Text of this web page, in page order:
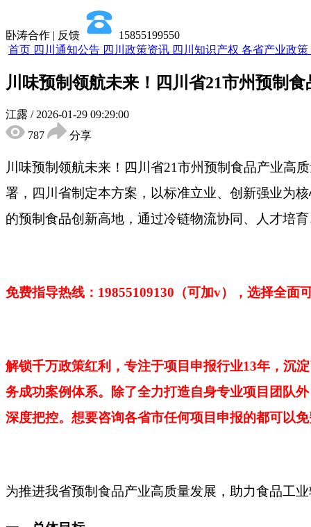
卧涛合作 | 反馈
15855199550
首页 四川通知公告 四川政策资讯 四川知识产权 各省产业政策
川味预制领航未来！四川省21市州预制
江露 / 2026-01-29 09:29:00
787
分享
川味预制领航未来！四川省21市州预制食品产业高
署，四川省制定本方案，以标准立业、创新强业为
的预制食品创新高地，通过冷链物流协同、人才培
免费指导热线： 19855109130（可加v），选择全面
解锁千万政策红利，专注于项目申报行业13年，沉
务成功案例体系。除了全力打造自身专业项目团队
深度把控。想要咨询各省市任何项目申报的都可以
为推进我省预制食品产业高质量发展，助力食品工